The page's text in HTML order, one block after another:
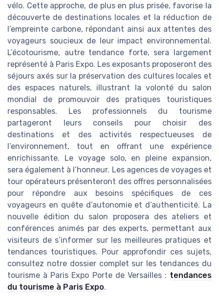
vélo. Cette approche, de plus en plus prisée, favorise la
découverte de destinations locales et la réduction de
l’empreinte carbone, répondant ainsi aux attentes des
voyageurs soucieux de leur impact environnemental.
L’écotourisme, autre tendance forte, sera largement
représenté à Paris Expo. Les exposants proposeront des
séjours axés sur la préservation des cultures locales et
des espaces naturels, illustrant la volonté du salon
mondial de promouvoir des pratiques touristiques
responsables. Les professionnels du tourisme
partageront leurs conseils pour choisir des
destinations et des activités respectueuses de
l’environnement, tout en offrant une expérience
enrichissante. Le voyage solo, en pleine expansion,
sera également à l’honneur. Les agences de voyages et
tour opérateurs présenteront des offres personnalisées
pour répondre aux besoins spécifiques de ces
voyageurs en quête d’autonomie et d’authenticité. La
nouvelle édition du salon proposera des ateliers et
conférences animés par des experts, permettant aux
visiteurs de s’informer sur les meilleures pratiques et
tendances touristiques. Pour approfondir ces sujets,
consultez notre dossier complet sur les tendances du
tourisme à Paris Expo Porte de Versailles : tendances
du tourisme à Paris Expo.